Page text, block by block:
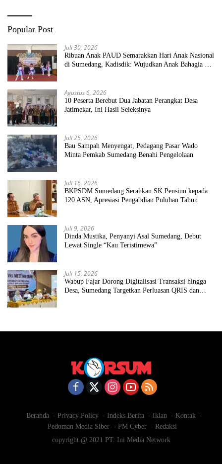
Popular Post
Juli 30, 2026
Ribuan Anak PAUD Semarakkan Hari Anak Nasional
di Sumedang, Kadisdik: Wujudkan Anak Bahagia dan
Agustus 6, 2026
10 Peserta Berebut Dua Jabatan Perangkat Desa
Jatimekar, Ini Hasil Seleksinya
Juli 25, 2026
Bau Sampah Menyengat, Pedagang Pasar Wado
Minta Pemkab Sumedang Benahi Pengelolaan
Juli 16, 2026
BKPSDM Sumedang Serahkan SK Pensiun kepada
120 ASN, Apresiasi Pengabdian Puluhan Tahun
Juli 9, 2026
Dinda Mustika, Penyanyi Asal Sumedang, Debut
Lewat Single “Kau Teristimewa”
Juli 15, 2026
Wabup Fajar Dorong Digitalisasi Transaksi hingga
Desa, Sumedang Targetkan Perluasan QRIS dan
Beranda Privacy Policy Indeks Berita Iklan
Kontak
Pedoman Media Siber
PM Cyber
Redaksi
copyright @ 2021 PT. Ini Media Network